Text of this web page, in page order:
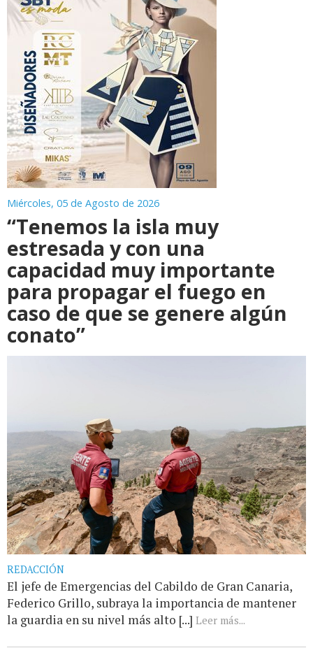
Miércoles, 05 de Agosto de 2026
“Tenemos la isla muy
estresada y con una
capacidad muy importante
para propagar el fuego en
caso de que se genere algún
conato”
REDACCIÓN
El jefe de Emergencias del Cabildo de Gran Canaria,
Federico Grillo, subraya la importancia de mantener
la guardia en su nivel más alto [...] Leer más...